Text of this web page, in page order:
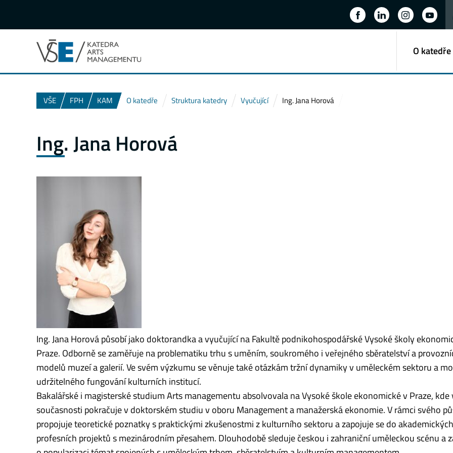
O katedře
VŠE FPH KAM O katedře Struktura katedry Vyučující Ing. Jana Horová
Ing. Jana Horová
Ing. Jana Horová působí jako doktorandka a vyučující na Fakultě podnikohospodářské Vysoké školy
Praze. Odborně se zaměřuje na problematiku trhu s uměním, soukromého i veřejného sběratelství a
modelů muzeí a galerií. Ve svém výzkumu se věnuje také otázkám tržní dynamiky v uměleckém sektoru a
udržitelného fungování kulturních institucí.
Bakalářské i magisterské studium Arts managementu absolvovala na Vysoké škole ekonomické v Praze, kde
současnosti pokračuje v doktorském studiu v oboru Management a manažerská ekonomie. V rámci svého
propojuje teoretické poznatky s praktickými zkušenostmi z kulturního sektoru a zapojuje se do
profesních projektů s mezinárodním přesahem. Dlouhodobě sleduje českou i zahraniční uměleckou scénu a